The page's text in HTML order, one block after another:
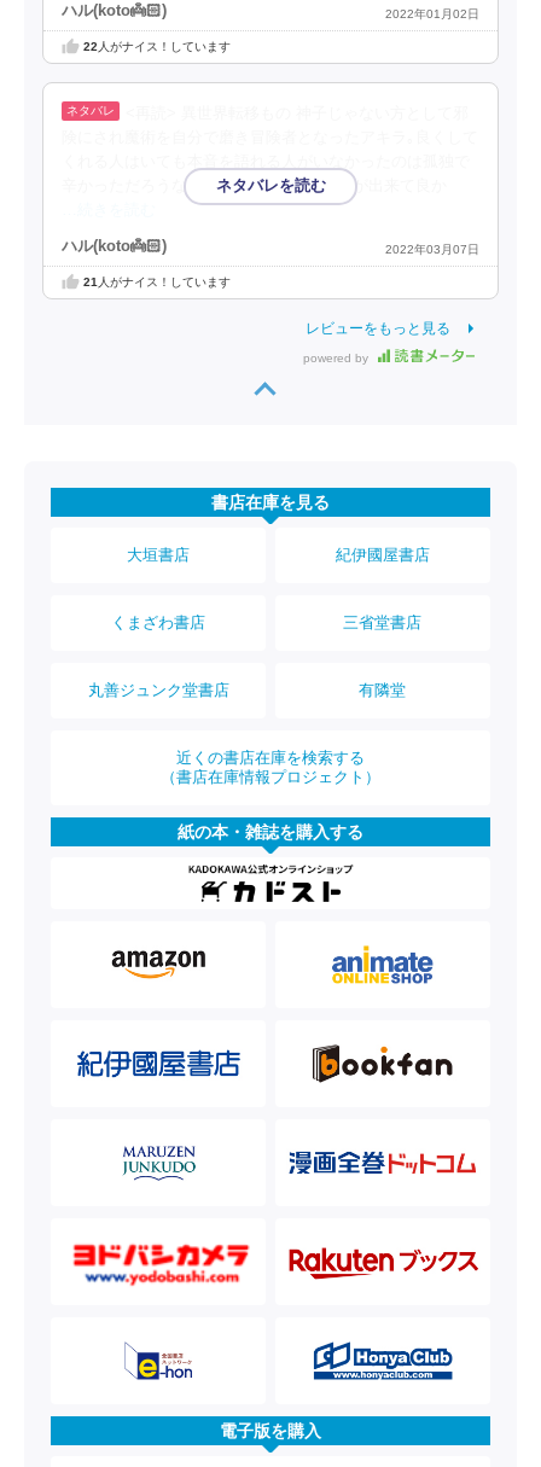
ハル(koto👼🏻‎) 2022年01月02日
22 人がナイス！しています
辛かっただろうな｡だからジルと出会う事が出来て良か
ハル(koto👼🏻‎) 2022年03月07日
21 人がナイス！しています
レビューをもっと見る
powered by
書店在庫を見る
大垣書店 紀伊國屋書店
くまざわ書店 三省堂書店
丸善ジュンク堂書店 有隣堂
近くの書店在庫を検索する
（書店在庫情報プロジェクト）
紙の本・雑誌を購入する
電子版を購入